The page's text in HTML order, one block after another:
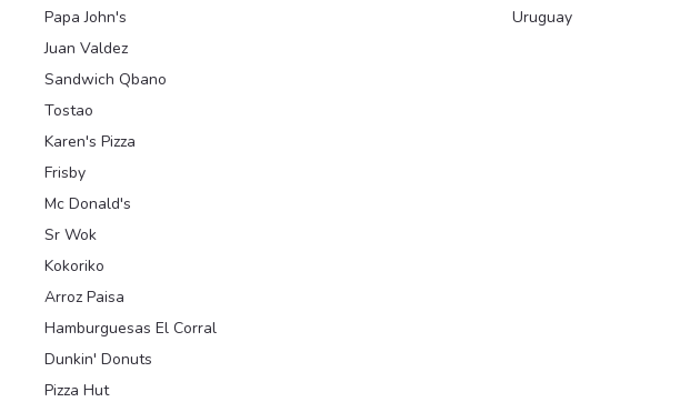
Papa John's
Juan Valdez
Sandwich Qbano
Tostao
Karen's Pizza
Frisby
Mc Donald's
Sr Wok
Kokoriko
Arroz Paisa
Hamburguesas El Corral
Dunkin' Donuts
Pizza Hut
Uruguay